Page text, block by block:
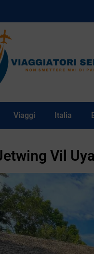
Viaggi Italia
Vil